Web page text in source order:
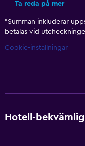
Ta reda på mer
*Summan inkluderar
betalas vid
Cookie-inställningar
Hotell-